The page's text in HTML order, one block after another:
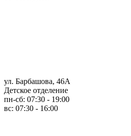
ул. Барбашова, 46А
Детское отделение
пн-сб: 07:30 - 19:00
вс: 07:30 - 16:00